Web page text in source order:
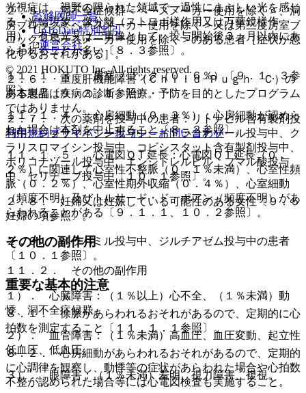
２．５． 洞不全症候群＜ペースメーカー使用を除く＞、洞
房ブロック＜ペースメーカー使用を除く＞又は第三度房室ブ
ロック＜ペースメーカー使用を除く＞のある患者［症状が悪
化するおそれがある］。
２．６． 重度肝機能障害（Ｃｈｉｌｄ−Ｐｕｇｈ Ｃ）の
ある患者〔９．３．１参照〕。
２．７． 次の薬剤を投与中の患者：リトナビル含有製剤投
与中、ジョサマイシン投与中、イトラコナゾール投与中、ク
ラリスロマイシン投与中、コビシスタット含有製剤投与中、
ボリコナゾール投与中、エンシトレルビル フマル酸投与
中、セリチニブ投与中〔１０．１参照〕。
２．８． 妊婦又は妊娠している可能性のある女性〔９．５
妊婦の項参照〕。
２．９． ベラパミル投与中、ジルチアゼム投与中の患者
〔１０．１参照〕。
重要な基本的注意
８．１． 徐脈があらわれるおそれがあるので、定期的に心
拍数を測定すること〔１１．１．１参照〕。
８．２． 心房細動があらわれるおそれがあるので、定期的
に心調律を観察し、動悸等の症状があらわれた場合や心拍数
不整が認められた場合等には心電図検査も実施すること。
光視症は、視野の限られた領域で一過性にまぶしい光を感じ
る、光輪現象、像分離（ストロボ様作用又は万華鏡様作
用）、有色光又は二重像として、投与開始後３ヵ月以内にあ
らわれることが多い〔８．３参照〕。
１１．１．３． 房室ブロック（０．６％）〔９．１．３参
照〕。
１１．１．４． 心房細動（０．３％）：心房細動が認めら
れた場合は本剤を中止すること〔８．２参照〕。
１１．１．５． 心電図ＱＴ延長：心電図ＱＴ延長（０．
２％）に関連して心室性不整脈（０．１％未満）、心室性頻
脈（０．２％）、心室性期外収縮（０．４％）、心室細動
（頻度不明）及びトルサード・ド・ポアン（頻度不明）があ
らわれることがある〔９．１．１、１０．２参照〕。
その他の副作用
１１．２． その他の副作用
１）． 心臓障害：（１％以上）心不全、（１％未満）動
悸、洞不全症候群。
２）． 血管障害：（１％未満）高血圧、血圧変動、起立性
低血圧、低血圧。
３）． 眼障害：（１％未満）羞明、視力障害、複視。
監修医師一覧
UpToDate特別割引
運営会社
© 2021 HOKUTO Inc. All rights reserved.
※本製品は疾病の診断・治療・予防を目的としたプログラム
ではありません。
利用規約プライバシーポリシーお問い合わせ